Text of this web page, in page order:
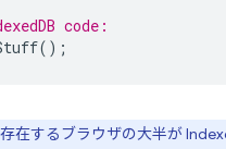
code:
();
在するブラウザの大半が